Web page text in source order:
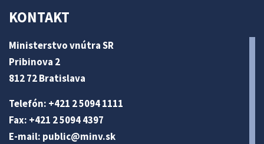
KONTAKT
Ministerstvo vnútra SR
Pribinova 2
812 72 Bratislava
Telefón: +421 2 5094 1111
Fax: +421 2 5094 4397
E-mail: public@minv.sk